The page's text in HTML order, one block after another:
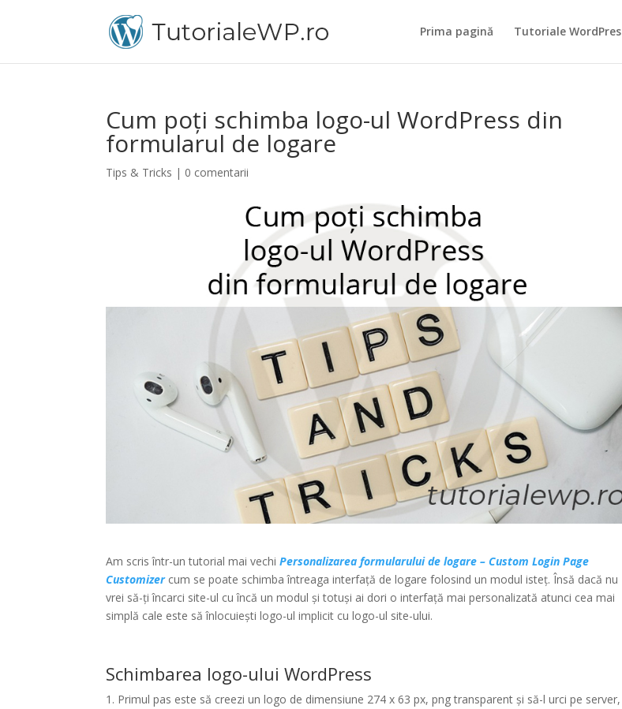
Prima pagină Tutoriale WordPres
Cum poți schimba logo-ul WordPress din
formularul de logare
Tips & Tricks | 0 comentarii
Am scris într-un tutorial mai vechiPersonalizarea formularului de logare – Custom Login Page
Customizercum se poate schimba întreaga interfață de logare folosind un modul isteț. Însă dacă nu
vrei să-ți încarci site-ul cu încă un modul și totuși ai dori o interfață mai personalizată atunci cea mai
simplă cale este să înlocuiești logo-ul implicit cu logo-ul site-ului.
Schimbarea logo-ului WordPress
1. Primul pas este să creezi un logo de dimensiune 274 x 63 px, png transparent și să-l urci pe server,